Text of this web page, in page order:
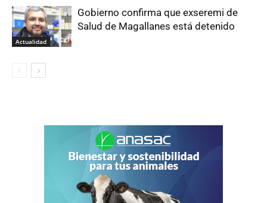
Actualidad
Gobierno confirma que exseremi de
Salud de Magallanes está detenido